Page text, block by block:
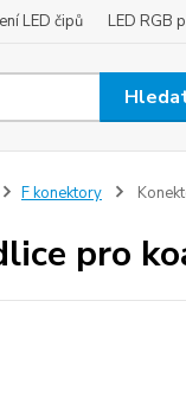
LED čipů LED RGB
F konektory
pro